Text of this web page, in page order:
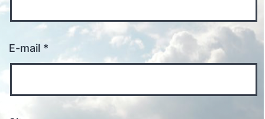
E-mail *